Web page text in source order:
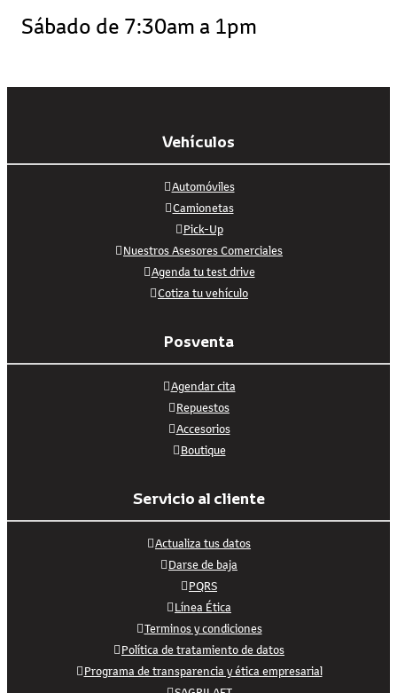
Sábado de 7:30am a 1pm
Vehículos
Automóviles
Camionetas
Pick-Up
Nuestros Asesores Comerciales
Agenda tu test drive
Cotiza tu vehículo
Posventa
Agendar cita
Repuestos
Accesorios
Boutique
Servicio al cliente
Actualiza tus datos
Darse de baja
PQRS
Línea Ética
Terminos y condiciones
Política de tratamiento de datos
Programa de transparencia y ética empresarial